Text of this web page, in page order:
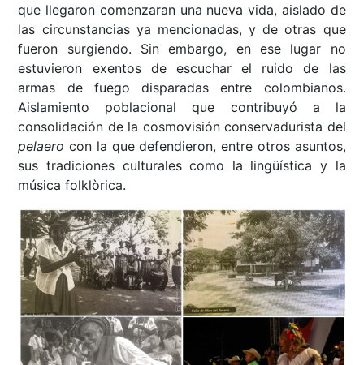
que llegaron comenzaran una nueva vida, aislado de
las circunstancias ya mencionadas, y de otras que
fueron surgiendo. Sin embargo, en ese lugar no
estuvieron exentos de escuchar el ruido de las
armas de fuego disparadas entre colombianos.
Aislamiento poblacional que contribuyó a la
consolidación de la cosmovisión conservadurista del
pelaero con la que defendieron, entre otros asuntos,
sus tradiciones culturales como la lingüística y la
música folklòrica.